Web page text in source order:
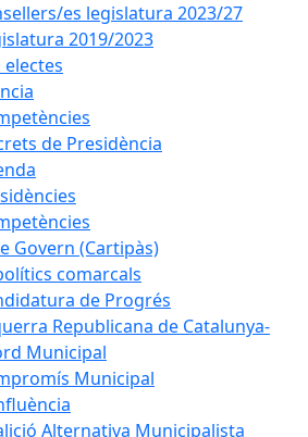
es legislatura 2023/27
2019/2023
de Presidència
Govern (Cartipàs)
comarcals
de Progrés
Republicana de Catalunya-
Municipal
Municipal
Alternativa Municipalista